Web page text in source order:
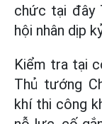
chức tại đây
hội nhân dịp
Kiểm tra tại
Thủ tướng
khí thi công